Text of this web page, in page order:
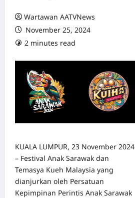
Wartawan AATVNews
November 25, 2024
2 minutes read
KUALA LUMPUR, 23 November 2024
– Festival Anak Sarawak dan
Temasya Kueh Malaysia yang
dianjurkan oleh Persatuan
Kepimpinan Perintis Anak Sarawak